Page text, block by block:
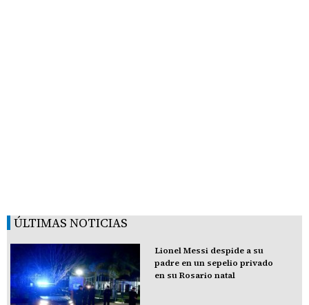
ÚLTIMAS NOTICIAS
Lionel Messi despide a su
padre en un sepelio privado
en su Rosario natal